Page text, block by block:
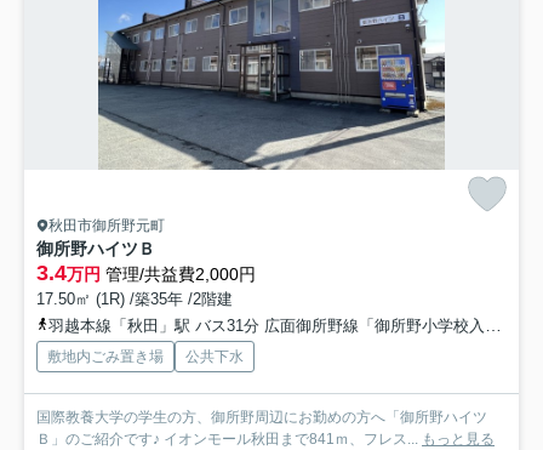
秋田市御所野元町
御所野ハイツＢ
3.4万円 管理/共益費2,000円
17.50㎡ (1R) /築35年 /2階建
羽越本線「秋田」駅 バス31分 広面御所野線「御所野小学校入口」 停歩10分
敷地内ごみ置き場 公共下水
国際教養大学の学生の方、御所野周辺にお勤めの方へ「御所野ハイツ
Ｂ」のご紹介です♪ イオンモール秋田まで841ｍ、フレス... もっと見る